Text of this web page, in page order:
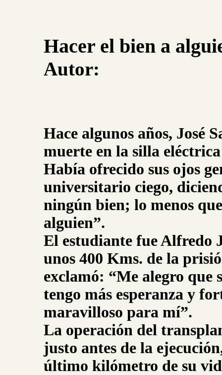
Hacer el bien a
Autor:
Hace algunos años, José
muerte en la silla
Había ofrecido sus ojos
universitario ciego,
ningún bien; lo menos
alguien”.
El estudiante fue Alfredo
unos 400 Kms. de la
exclamó: “Me alegro que
tengo más esperanza y
maravilloso para mí”.
La operación del
justo antes de la
último kilómetro de su